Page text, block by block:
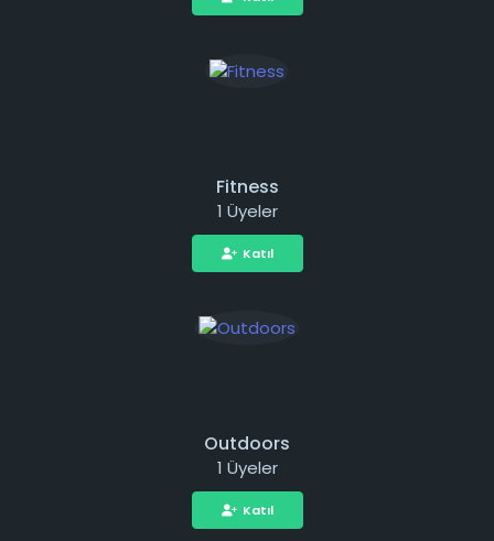
Fitness
1 Üyeler
Katıl
Outdoors
1 Üyeler
Katıl